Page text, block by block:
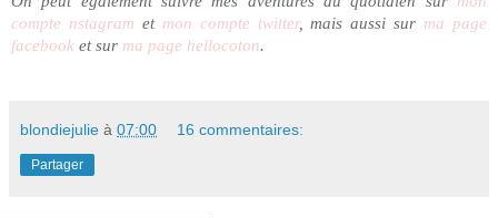
compte nstagram et mon compte twitter, mais aussi sur ma page
facebook et sur ma page hellocoton.
blondiejulie à 07:00 16 commentaires:
Partager